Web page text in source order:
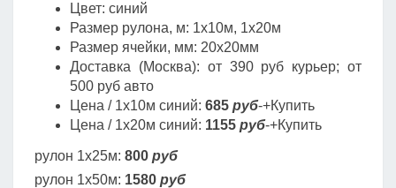
Цвет: синий
Размер рулона, м: 1х10м, 1х20м
Размер ячейки, мм: 20х20мм
Доставка (Москва): от 390 руб курьер; от
500 руб авто
Цена / 1х10м синий: 685 руб-+Купить
Цена / 1х20м синий: 1155 руб-+Купить
рулон 1х25м: 800 руб
рулон 1х50м: 1580 руб